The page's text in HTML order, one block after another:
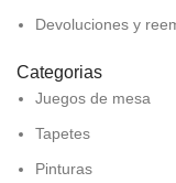
Devoluciones y
Categorias
Juegos de mesa
Tapetes
Pinturas